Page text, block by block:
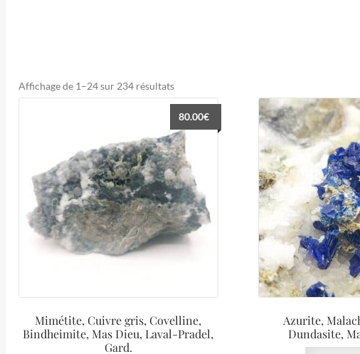
Affichage de 1–24 sur 234 résultatsTrié
du
plus
récent
au
plus
ancien
Mimétite, Cuivre gris, Covelline,
Bindheimite, Mas Dieu, Laval-Pradel,
Gard.
80.00€
Azurite,
Dundasite,